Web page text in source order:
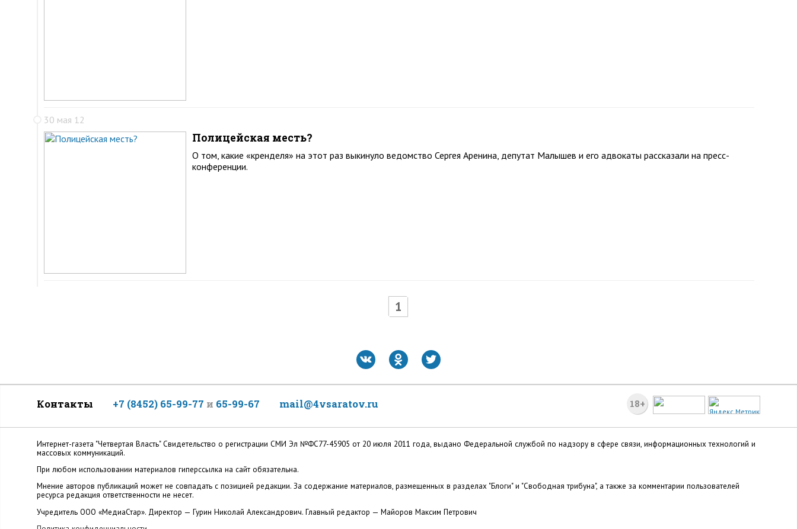
30 мая 12
Полицейская месть?
О том, какие «кренделя» на этот раз выкинуло ведомство Сергея Аренина, депутат Малышев и его адвокаты рассказали на пресс-
конференции.
1
18+
Контакты +7 (8452) 65-99-77 и 65-99-67 mail@4vsaratov.ru
Интернет-газета "Четвертая Власть" Cвидетельство о регистрации СМИ Эл №ФС77-45905 от 20 июля 2011 года, выдано Федеральной службой по надзору в сфере связи, информационных технологий и
массовых коммуникаций.
При любом использовании материалов гиперссылка на сайт обязательна.
Мнение авторов публикаций может не совпадать с позицией редакции. За содержание материалов, размещенных в разделах "Блоги" и "Свободная трибуна", а также за комментарии пользователей
ресурса редакция ответственности не несет.
Учредитель ООО «МедиаСтар». Директор — Гурин Николай Александрович. Главный редактор — Майоров Максим Петрович